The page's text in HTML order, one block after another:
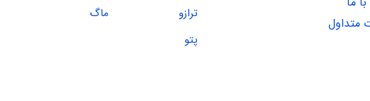
متداول
ترازو
ماگ
پتو